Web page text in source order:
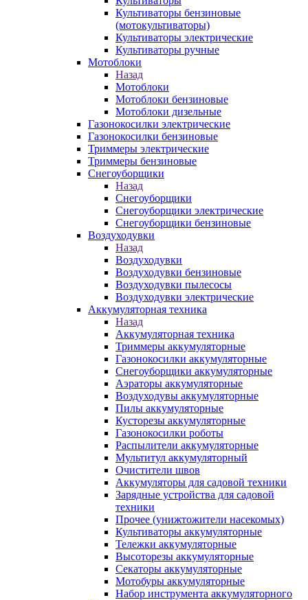
Культиваторы бензиновые
(мотокультиваторы)
Культиваторы электрические
Культиваторы ручные
Мотоблоки
Назад
Мотоблоки
Мотоблоки бензиновые
Мотоблоки дизельные
Газонокосилки электрические
Газонокосилки бензиновые
Триммеры электрические
Триммеры бензиновые
Снегоуборщики
Назад
Снегоуборщики
Снегоуборщики электрические
Снегоуборщики бензиновые
Воздуходувки
Назад
Воздуходувки
Воздуходувки бензиновые
Воздуходувки пылесосы
Воздуходувки электрические
Аккумуляторная техника
Назад
Аккумуляторная техника
Триммеры аккумуляторные
Газонокосилки аккумуляторные
Снегоуборщики аккумуляторные
Аэраторы аккумуляторные
Воздуходувы аккумуляторные
Пилы аккумуляторные
Кусторезы аккумуляторные
Газонокосилки роботы
Распылители аккумуляторные
Мультитул аккумуляторный
Очистители швов
Аккумуляторы для садовой техники
Зарядные устройства для садовой
техники
Прочее (унижтожители насекомых)
Культиваторы аккумуляторные
Тележки аккумуляторные
Высоторезы аккумуляторные
Секаторы аккумуляторные
Мотобуры аккумуляторные
Набор инструмента аккумуляторного